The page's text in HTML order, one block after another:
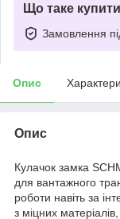
Що таке
Замовлення
Опис
Опис
Кулачок замка
для вантажного
роботи навіть за
з міцних